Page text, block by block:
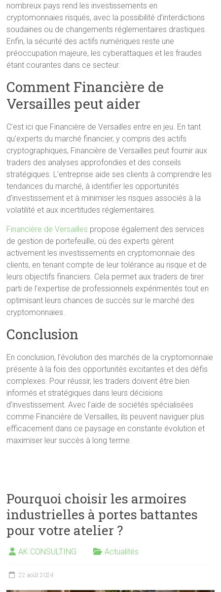
nombreux pays rend les investissements en
cryptomonnaies risqués, avec la possibilité d’interdictions
soudaines ou de changements réglementaires drastiques.
Enfin, la sécurité des actifs numériques reste une
préoccupation majeure, les cyberattaques et les fraudes
étant courantes dans ce secteur.
Comment Financière de
Versailles peut aider
C’est ici que Financière de Versailles entre en jeu. En tant
qu’experts du marché financier, y compris des actifs
cryptographiques, Financière de Versailles peut fournir aux
traders des analyses approfondies et des conseils
stratégiques. L’entreprise aide ses clients à comprendre les
tendances du marché, à identifier les opportunités
d’investissement et à minimiser les risques associés à la
volatilité et aux incertitudes réglementaires.
Financière de Versailles propose également des services
de gestion de portefeuille, où des experts gèrent
activement les investissements en cryptomonnaie des
clients, en tenant compte de leur tolérance au risque et de
leurs objectifs financiers. Cela permet aux traders de tirer
parti de l’expertise de professionnels expérimentés tout en
optimisant leurs chances de succès sur le marché des
cryptomonnaies.
Conclusion
En conclusion, l’évolution des marchés de la cryptomonnaie
présente à la fois des opportunités excitantes et des défis
complexes. Pour réussir, les traders doivent être bien
informés et stratégiques dans leurs décisions
d’investissement. Avec l’aide de sociétés spécialisées
comme Financière de Versailles, ils peuvent naviguer plus
efficacement dans ce paysage en constante évolution et
maximiser leur succès à long terme.
Pourquoi choisir les armoires
industrielles à portes battantes
pour votre atelier ?
AK CONSULTING Actualités
22 août 2024